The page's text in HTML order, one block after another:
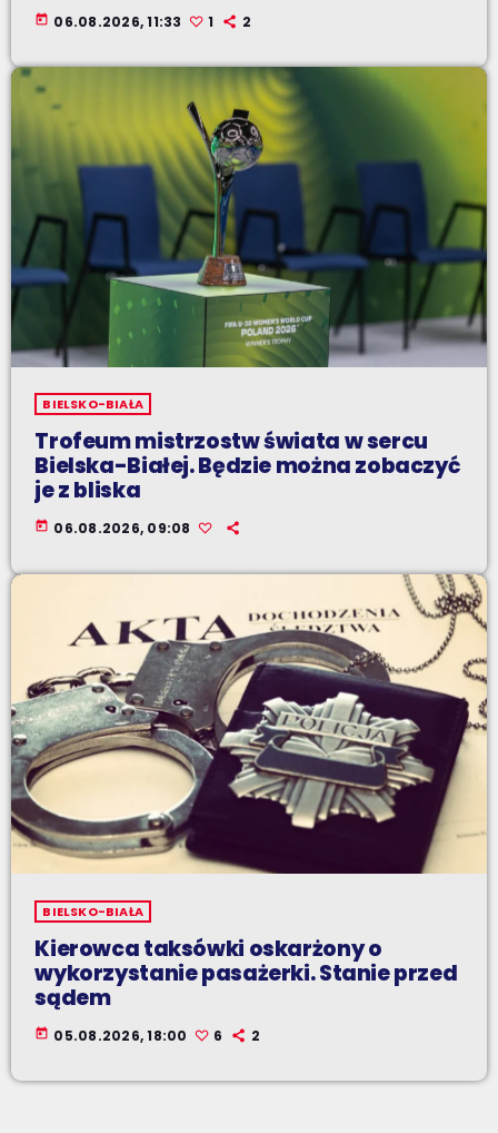
today 06.08.2026, 11:33 1 2
BIELSKO-BIAŁA
Trofeum mistrzostw świata w sercu
Bielska-Białej. Będzie można zobaczyć
je z bliska
today 06.08.2026, 09:08
BIELSKO-BIAŁA
Kierowca taksówki oskarżony o
wykorzystanie pasażerki. Stanie przed
sądem
today 05.08.2026, 18:00 6 2